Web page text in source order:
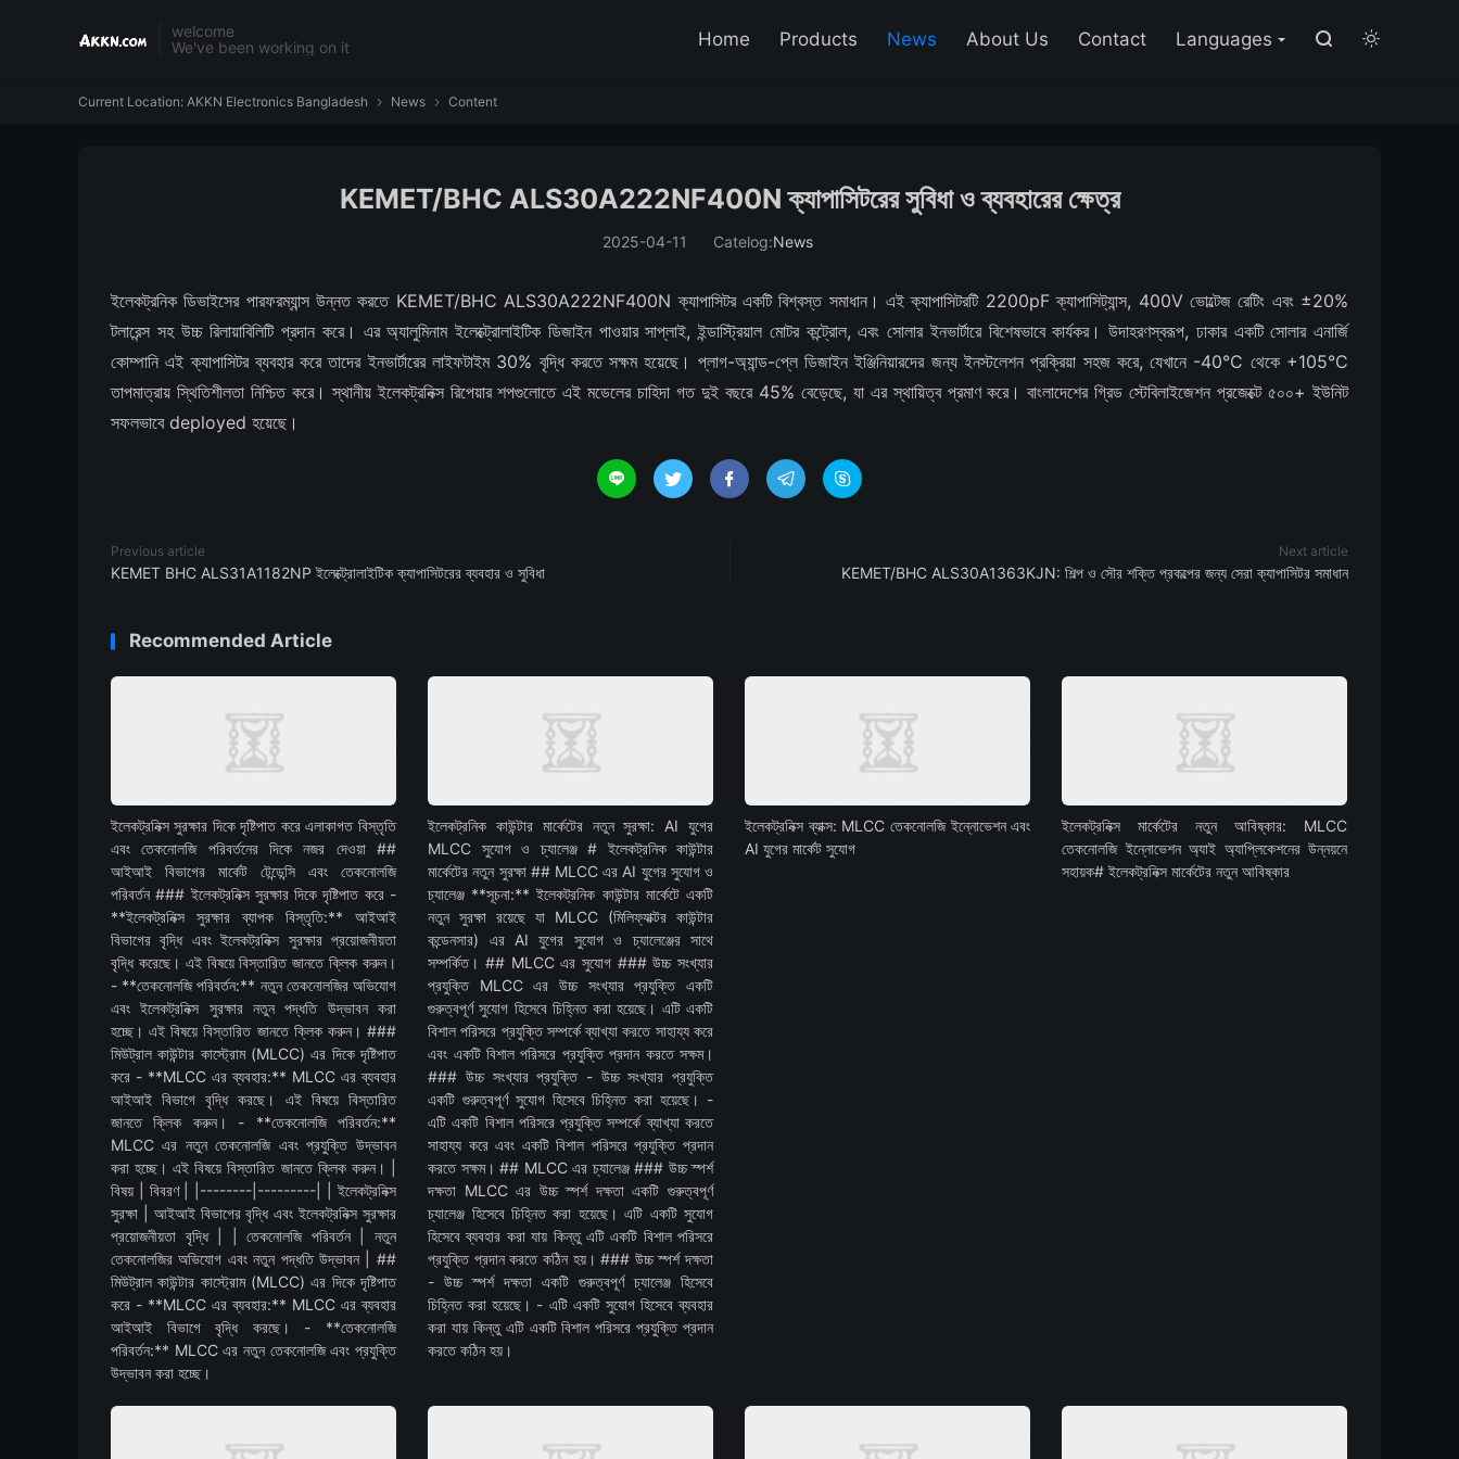
welcome
We've been working on it
Home Products News About Us Contact Languages  
Current Location: AKKN Electronics Bangladesh  News  Content
KEMET/BHC ALS30A222NF400N ক্যাপাসিটরের সুবিধা ও ব্যবহারের ক্ষেত্র
2025-04-11 Catelog:News
ইলেকট্রনিক ডিভাইসের পারফরম্যান্স উন্নত করতে KEMET/BHC ALS30A222NF400N ক্যাপাসিটর একটি বিশ্বস্ত সমাধান। এই ক্যাপাসিটরটি 2200pF ক্যাপাসিট্যান্স, 400V ভোল্টেজ রেটিং এবং ±20%
টলারেন্স সহ উচ্চ রিলায়াবিলিটি প্রদান করে। এর অ্যালুমিনাম ইলেক্ট্রোলাইটিক ডিজাইন পাওয়ার সাপ্লাই, ইন্ডাস্ট্রিয়াল মোটর কন্ট্রোল, এবং সোলার ইনভার্টারে বিশেষভাবে কার্যকর। উদাহরণস্বরূপ, ঢাকার একটি সোলার এনার্জি
কোম্পানি এই ক্যাপাসিটর ব্যবহার করে তাদের ইনভার্টারের লাইফটাইম 30% বৃদ্ধি করতে সক্ষম হয়েছে। প্লাগ-অ্যান্ড-প্লে ডিজাইন ইঞ্জিনিয়ারদের জন্য ইনস্টলেশন প্রক্রিয়া সহজ করে, যেখানে -40°C থেকে +105°C
তাপমাত্রায় স্থিতিশীলতা নিশ্চিত করে। স্থানীয় ইলেকট্রনিক্স রিপেয়ার শপগুলোতে এই মডেলের চাহিদা গত দুই বছরে 45% বেড়েছে, যা এর স্থায়িত্ব প্রমাণ করে। বাংলাদেশের গ্রিড স্টেবিলাইজেশন প্রজেক্টে ৫০০+ ইউনিট
সফলভাবে deployed হয়েছে।
    
Previous article
KEMET BHC ALS31A1182NP ইলেক্ট্রোলাইটিক ক্যাপাসিটরের ব্যবহার ও সুবিধা
Next article
KEMET/BHC ALS30A1363KJN: শিল্প ও সৌর শক্তি প্রকল্পের জন্য সেরা ক্যাপাসিটর সমাধান
Recommended Article
ইলেকট্রনিক্স সুরক্ষার দিকে দৃষ্টিপাত করে এলাকাগত বিস্তৃতি
এবং তেকনোলজি পরিবর্তনের দিকে নজর দেওয়া ##
আইআই বিভাগের মার্কেট টেন্ডেন্সি এবং তেকনোলজি
পরিবর্তন ### ইলেকট্রনিক্স সুরক্ষার দিকে দৃষ্টিপাত করে -
**ইলেকট্রনিক্স সুরক্ষার ব্যাপক বিস্তৃতি:** আইআই
বিভাগের বৃদ্ধি এবং ইলেকট্রনিক্স সুরক্ষার প্রয়োজনীয়তা
বৃদ্ধি করেছে। এই বিষয়ে বিস্তারিত জানতে ক্লিক করুন।
- **তেকনোলজি পরিবর্তন:** নতুন তেকনোলজির অভিযোগ
এবং ইলেকট্রনিক্স সুরক্ষার নতুন পদ্ধতি উদ্ভাবন করা
হচ্ছে। এই বিষয়ে বিস্তারিত জানতে ক্লিক করুন। ###
মিউট্রাল কাউন্টার কাস্ট্রোম (MLCC) এর দিকে দৃষ্টিপাত
করে - **MLCC এর ব্যবহার:** MLCC এর ব্যবহার
আইআই বিভাগে বৃদ্ধি করছে। এই বিষয়ে বিস্তারিত
জানতে ক্লিক করুন। - **তেকনোলজি পরিবর্তন:**
MLCC এর নতুন তেকনোলজি এবং প্রযুক্তি উদ্ভাবন
করা হচ্ছে। এই বিষয়ে বিস্তারিত জানতে ক্লিক করুন। |
বিষয় | বিবরণ | |--------|---------| | ইলেকট্রনিক্স
সুরক্ষা | আইআই বিভাগের বৃদ্ধি এবং ইলেকট্রনিক্স সুরক্ষার
প্রয়োজনীয়তা বৃদ্ধি | | তেকনোলজি পরিবর্তন | নতুন
তেকনোলজির অভিযোগ এবং নতুন পদ্ধতি উদ্ভাবন | ##
মিউট্রাল কাউন্টার কাস্ট্রোম (MLCC) এর দিকে দৃষ্টিপাত
করে - **MLCC এর ব্যবহার:** MLCC এর ব্যবহার
আইআই বিভাগে বৃদ্ধি করছে। - **তেকনোলজি
পরিবর্তন:** MLCC এর নতুন তেকনোলজি এবং প্রযুক্তি
উদ্ভাবন করা হচ্ছে।
ইলেকট্রনিক কাউন্টার মার্কেটের নতুন সুরক্ষা: AI যুগের
MLCC সুযোগ ও চ্যালেঞ্জ # ইলেকট্রনিক কাউন্টার
মার্কেটের নতুন সুরক্ষা ## MLCC এর AI যুগের সুযোগ ও
চ্যালেঞ্জ **সূচনা:** ইলেকট্রনিক কাউন্টার মার্কেটে একটি
নতুন সুরক্ষা রয়েছে যা MLCC (মিলিফ্যাক্টর কাউন্টার
কন্ডেনসার) এর AI যুগের সুযোগ ও চ্যালেঞ্জের সাথে
সম্পর্কিত। ## MLCC এর সুযোগ ### উচ্চ সংখ্যার
প্রযুক্তি MLCC এর উচ্চ সংখ্যার প্রযুক্তি একটি
গুরুত্বপূর্ণ সুযোগ হিসেবে চিহ্নিত করা হয়েছে। এটি একটি
বিশাল পরিসরে প্রযুক্তি সম্পর্কে ব্যাখ্যা করতে সাহায্য করে
এবং একটি বিশাল পরিসরে প্রযুক্তি প্রদান করতে সক্ষম।
### উচ্চ সংখ্যার প্রযুক্তি - উচ্চ সংখ্যার প্রযুক্তি
একটি গুরুত্বপূর্ণ সুযোগ হিসেবে চিহ্নিত করা হয়েছে। -
এটি একটি বিশাল পরিসরে প্রযুক্তি সম্পর্কে ব্যাখ্যা করতে
সাহায্য করে এবং একটি বিশাল পরিসরে প্রযুক্তি প্রদান
করতে সক্ষম। ## MLCC এর চ্যালেঞ্জ ### উচ্চ স্পর্শ
দক্ষতা MLCC এর উচ্চ স্পর্শ দক্ষতা একটি গুরুত্বপূর্ণ
চ্যালেঞ্জ হিসেবে চিহ্নিত করা হয়েছে। এটি একটি সুযোগ
হিসেবে ব্যবহার করা যায় কিন্তু এটি একটি বিশাল পরিসরে
প্রযুক্তি প্রদান করতে কঠিন হয়। ### উচ্চ স্পর্শ দক্ষতা
- উচ্চ স্পর্শ দক্ষতা একটি গুরুত্বপূর্ণ চ্যালেঞ্জ হিসেবে
চিহ্নিত করা হয়েছে। - এটি একটি সুযোগ হিসেবে ব্যবহার
করা যায় কিন্তু এটি একটি বিশাল পরিসরে প্রযুক্তি প্রদান
করতে কঠিন হয়।
ইলেকট্রনিক্স ব্যাক্স: MLCC তেকনোলজি ইন্নোভেশন এবং
AI যুগের মার্কেট সুযোগ
ইলেকট্রনিক্স মার্কেটের নতুন আবিষ্কার: MLCC
তেকনোলজি ইন্নোভেশন অ্যাই অ্যাপ্লিকেশনের উন্নয়নে
সহায়ক# ইলেকট্রনিক্স মার্কেটের নতুন আবিষ্কার